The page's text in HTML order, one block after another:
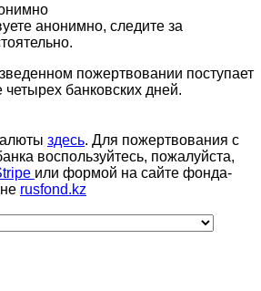
анонимно, следите за
пожертвовании поступает
банковских дней.
здесь. Для пожертвования с
воспользуйтесь, пожалуйста,
или формой на сайте фонда-
rusfond.kz